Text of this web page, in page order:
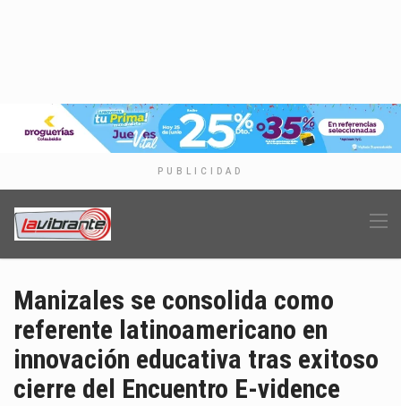
PUBLICIDAD
Manizales se consolida como
referente latinoamericano en
innovación educativa tras exitoso
cierre del Encuentro E-vidence